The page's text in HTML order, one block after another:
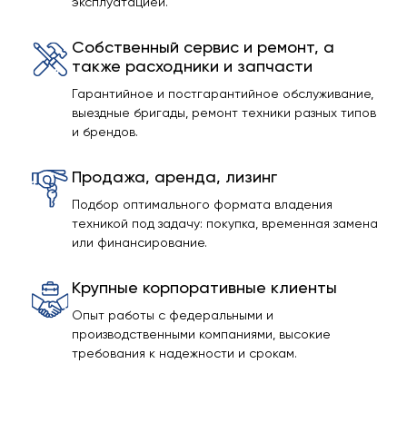
Собственный сервис и ремонт, а
также расходники и запчасти
Гарантийное и постгарантийное обслуживание,
выездные бригады, ремонт техники разных типов
и брендов.
Продажа, аренда, лизинг
Подбор оптимального формата владения
техникой под задачу: покупка, временная замена
или финансирование.
Крупные корпоративные клиенты
Опыт работы с федеральными и
производственными компаниями, высокие
требования к надежности и срокам.